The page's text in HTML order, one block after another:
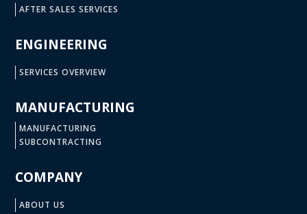
AFTER SALES SERVICES
ENGINEERING
SERVICES OVERVIEW
MANUFACTURING
MANUFACTURING
SUBCONTRACTING
COMPANY
ABOUT US